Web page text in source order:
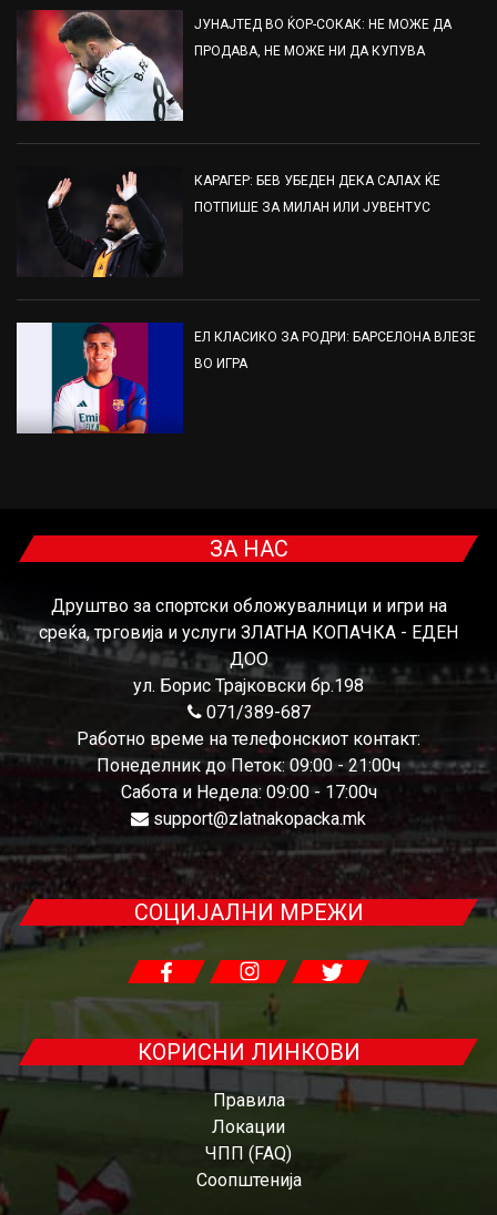
ЈУНАЈТЕД ВО ЌОР-СОКАК: НЕ МОЖЕ ДА
ПРОДАВА, НЕ МОЖЕ НИ ДА КУПУВА
КАРАГЕР: БЕВ УБЕДЕН ДЕКА САЛАХ ЌЕ
ПОТПИШЕ ЗА МИЛАН ИЛИ ЈУВЕНТУС
ЕЛ КЛАСИКО ЗА РОДРИ: БАРСЕЛОНА ВЛЕЗЕ
ВО ИГРА
ЗА НАС
Друштво за спортски обложувалници и игри на
среќа, трговија и услуги ЗЛАТНА КОПАЧКА - ЕДЕН
ДОО
ул. Борис Трајковски бр.198
071/389-687
Работно време на телефонскиот контакт:
Понеделник до Петок: 09:00 - 21:00ч
Сабота и Недела: 09:00 - 17:00ч
support@zlatnakopacka.mk
СОЦИЈАЛНИ МРЕЖИ
КОРИСНИ ЛИНКОВИ
Правила
Локации
ЧПП (FAQ)
Соопштенија